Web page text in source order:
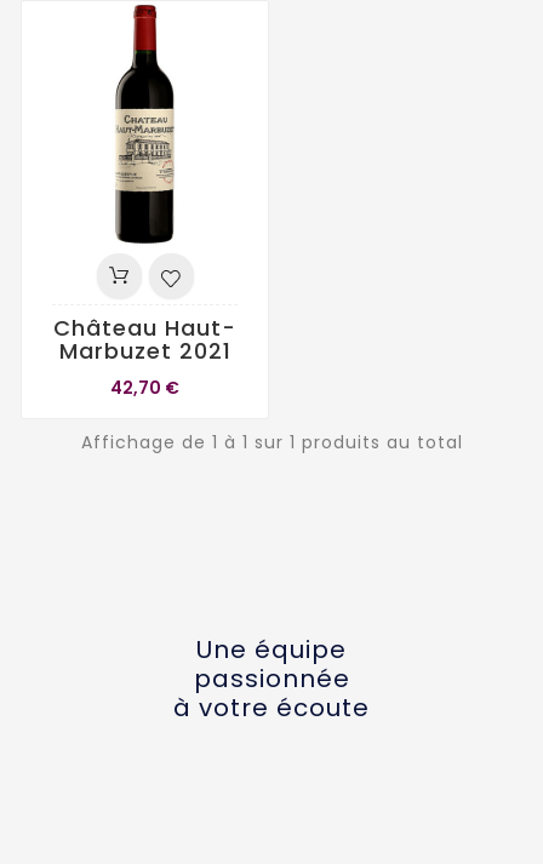
Château Haut-
Marbuzet 2021
42,70 €
Affichage de 1 à 1 sur 1 produits au total
Une équipe
passionnée
à votre écoute